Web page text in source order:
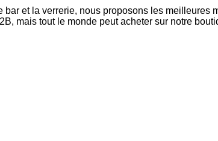
et la verrerie, nous proposons les meilleures
mais tout le monde peut acheter sur notre